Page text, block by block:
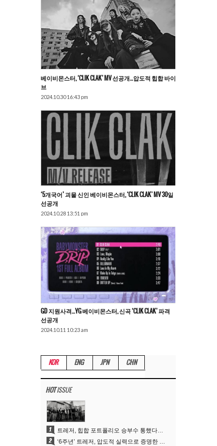
베이비몬스터, ‘CLIK CLAK’ MV 선공개…압도적 힙합 바이
브
2024.10.30 16:43 pm
‘5개국어’ 괴물 신인 베이비몬스터, ‘CLIK CLAK’ MV 30일
선공개
2024.10.28 13:51 pm
GD 지원사격…YG 베이비몬스터, 신곡 ‘CLIK CLAK’ 파격
선공개
2024.10.11 10:23 am
KOR ENG JPN CHN
HOTISSUE
1 트레저, 힙합 포트폴리오 승부수 통했다…데뷔 6주년 새 도약
2 ‘6주년’ 트레저, 압도적 실력으로 증명한 ‘YG의 보물’ 진가